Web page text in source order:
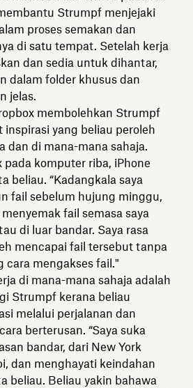
Strumpf menjejaki
proses semakan dan
di satu tempat. Setelah kerja
dan sedia untuk dihantar,
dalam folder khusus dan
jelas.
membolehkan Strumpf
inspirasi yang beliau peroleh
dan di mana-mana sahaja.
pada komputer riba, iPhone
beliau. “Kadangkala saya
fail sebelum hujung minggu,
fail semasa saya
di luar bandar. Saya rasa
mencapai fail tersebut tanpa
cara mengakses fail."
di mana-mana sahaja adalah
Strumpf kerana beliau
melalui perjalanan dan
berterusan. “Saya suka
bandar, dari New York
dan menghayati keindahan
beliau. Beliau yakin bahawa